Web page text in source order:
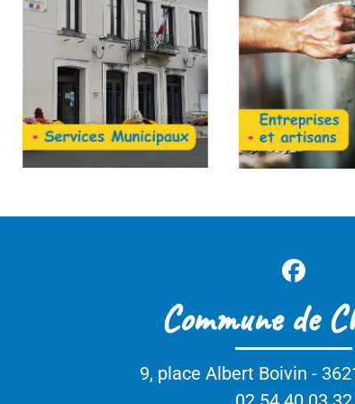
Commune de Chabris
9, place Albert Boivin -36210 CHABRIS